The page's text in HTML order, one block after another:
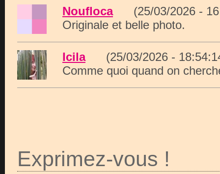
Noufloca(25/03/2026 -
Originale et belle photo.
Icila(25/03/2026 -
Comme quoi quand on
Exprimez-vous !